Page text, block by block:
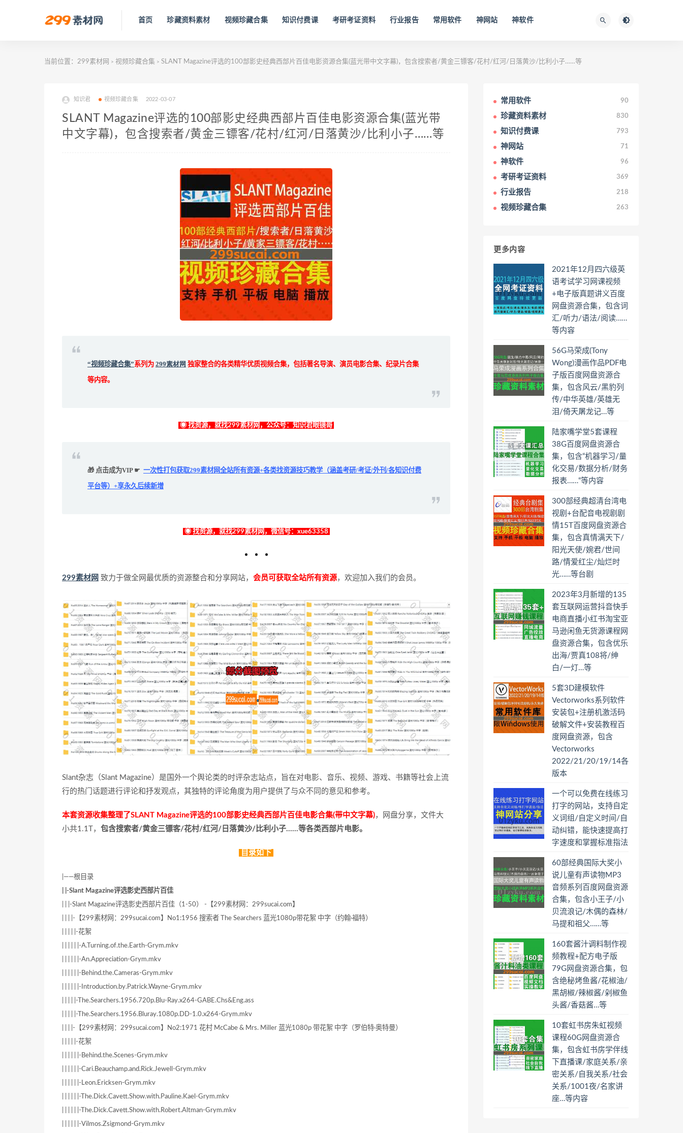
首页 珍藏资料素材 视频珍藏合集 知识付费课 考研考证资料 行业报告 常用软件 神网站 神软件
当前位置： 299素材网 > 视频珍藏合集 > SLANT Magazine评选的100部影史经典西部片百佳电影资源合集(蓝光带中文字幕)，包含搜索者/黄金三镖客/花村/红河/日落黄沙/比利小子……等
知识君 视频珍藏合集 2022-03-07
SLANT Magazine评选的100部影史经典西部片百佳电影资源合集(蓝光带
中文字幕)，包含搜索者/黄金三镖客/花村/红河/日落黄沙/比利小子……等
“视频珍藏合集”系列为 299素材网 独家整合的各类精华优质视频合集，包括著名导演、演员电影合集、纪录片合集
等内容。
◉ 找资源，就找299素材网，公众号：知识君眼镜哥
🎁 点击成为VIP ☛ 一次性打包获取299素材网全站所有资源+各类找资源技巧教学（涵盖考研/考证/外刊/各知识付费
平台等）+享永久后续新增
◉ 找资源，就找299素材网，微信号：xue63358
299素材网 致力于做全网最优质的资源整合和分享网站， 会员可获取全站所有资源，欢迎加入我们的会员。
Slant杂志（Slant Magazine）是国外一个舆论类的时评杂志站点，旨在对电影、音乐、视频、游戏、书籍等社会上流
行的热门话题进行评论和抒发观点，其独特的评论角度为用户提供了与众不同的意见和参考。
本套资源收集整理了SLANT Magazine评选的100部影史经典西部片百佳电影合集(带中文字幕)，网盘分享，文件大
小共1.1T， 包含搜索者/黄金三镖客/花村/红河/日落黄沙/比利小子……等各类西部片电影。
目录如下
|——根目录
| |-Slant Magazine评选影史西部片百佳
| | |-Slant Magazine评选影史西部片百佳（1-50） -【299素材网：299sucai.com】
| | | |-【299素材网：299sucai.com】No1:1956 搜索者 The Searchers 蓝光1080p带花絮 中字（约翰·福特）
| | | | |-花絮
| | | | | |-A.Turning.of.the.Earth-Grym.mkv
| | | | | |-An.Appreciation-Grym.mkv
| | | | | |-Behind.the.Cameras-Grym.mkv
| | | | | |-Introduction.by.Patrick.Wayne-Grym.mkv
| | | | |-The.Searchers.1956.720p.Blu-Ray.x264-GABE.Chs&Eng.ass
| | | | |-The.Searchers.1956.Bluray.1080p.DD-1.0.x264-Grym.mkv
| | | |-【299素材网：299sucai.com】No2:1971 花村 McCabe & Mrs. Miller 蓝光1080p 带花絮 中字（罗伯特·奥特曼）
| | | | |-花絮
| | | | | |-Behind.the.Scenes-Grym.mkv
| | | | | |-Cari.Beauchamp.and.Rick.Jewell-Grym.mkv
| | | | | |-Leon.Ericksen-Grym.mkv
| | | | | |-The.Dick.Cavett.Show.with.Pauline.Kael-Grym.mkv
| | | | | |-The.Dick.Cavett.Show.with.Robert.Altman-Grym.mkv
| | | | | |-Vilmos.Zsigmond-Grym.mkv
常用软件 90
珍藏资料素材 830
知识付费课 793
神网站 71
神软件 96
考研考证资料 369
行业报告 218
视频珍藏合集 263
更多内容
2021年12月四六级英
语考试学习网课视频
+电子版真题讲义百度
网盘资源合集，包含词
汇/听力/语法/阅读……
等内容
56G马荣成(Tony
Wong)漫画作品PDF电
子版百度网盘资源合
集，包含风云/黑豹列
传/中华英雄/英雄无
泪/倚天屠龙记…等
陆家嘴学堂5套课程
38G百度网盘资源合
集，包含“机器学习/量
化交易/数据分析/财务
报表……“等内容
300部经典超清台湾电
视剧+台配音电视剧剧
情15T百度网盘资源合
集，包含真情满天下/
阳光天使/婉君/世间
路/情爱红尘/灿烂时
光……等台剧
2023年3月新增的135
套互联网运营抖音快手
电商直播小红书淘宝亚
马逊闲鱼无货源课程网
盘资源合集，包含优乐
出海/贾真108将/绅
白/一灯…等
5套3D建模软件
Vectorworks系列软件
安装包+注册机激活码
破解文件+安装教程百
度网盘资源，包含
Vectorworks
2022/21/20/19/14各
版本
一个可以免费在线练习
打字的网站，支持自定
义词组/自定义时间/自
动纠错，能快速提高打
字速度和掌握标准指法
60部经典国际大奖小
说儿童有声读物MP3
音频系列百度网盘资源
合集，包含小王子/小
贝流浪记/木偶的森林/
马提和祖父……等
160套酱汁调料制作视
频教程+配方电子版
79G网盘资源合集，包
含绝秘烤鱼酱/花椒油/
黑胡椒/辣椒酱/剁椒鱼
头酱/香菇酱…等
10套虹书房朱虹视频
课程60G网盘资源合
集，包含虹书房学伴线
下直播课/家庭关系/亲
密关系/自我关系/社会
关系/1001夜/名家讲
座…等内容